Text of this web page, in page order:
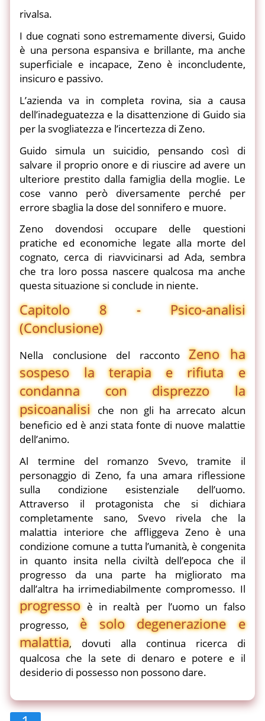
rivalsa.
I due cognati sono estremamente diversi, Guido
è una persona espansiva e brillante, ma anche
superficiale e incapace, Zeno è inconcludente,
insicuro e passivo.
L’azienda va in completa rovina, sia a causa
dell’inadeguatezza e la disattenzione di Guido sia
per la svogliatezza e l’incertezza di Zeno.
Guido simula un suicidio, pensando così di
salvare il proprio onore e di riuscire ad avere un
ulteriore prestito dalla famiglia della moglie. Le
cose vanno però diversamente perché per
errore sbaglia la dose del sonnifero e muore.
Zeno dovendosi occupare delle questioni
pratiche ed economiche legate alla morte del
cognato, cerca di riavvicinarsi ad Ada, sembra
che tra loro possa nascere qualcosa ma anche
questa situazione si conclude in niente.
Capitolo 8 - Psico-analisi
(Conclusione)
Nella conclusione del raccontoZeno ha
sospeso la terapia e rifiuta e
condanna con disprezzo la
psicoanalisi che non gli ha arrecato alcun
beneficio ed è anzi stata fonte di nuove malattie
dell’animo.
Al termine del romanzo Svevo, tramite il
personaggio di Zeno, fa una amara riflessione
sulla condizione esistenziale dell’uomo.
Attraverso il protagonista che si dichiara
completamente sano, Svevo rivela che la
malattia interiore che affliggeva Zeno è una
condizione comune a tutta l’umanità, è congenita
in quanto insita nella civiltà dell’epoca che il
progresso da una parte ha migliorato ma
dall’altra ha irrimediabilmente compromesso. Il
progressoè in realtà per l’uomo un falso
progresso,è solo degenerazione e
malattia, dovuti alla continua ricerca di
qualcosa che la sete di denaro e potere e il
desiderio di possesso non possono dare.